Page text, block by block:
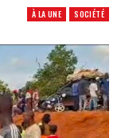
À LA UNE SOCIÉTÉ